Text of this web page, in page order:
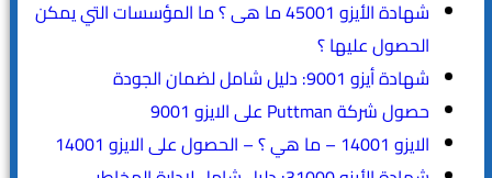
شهادة الأيزو 45001 ما هى ؟ ما المؤسسات التي يمكن
الحصول عليها ؟
شهادة أيزو 9001: دليل شامل لضمان الجودة
حصول شركة Puttman على الايزو 9001
الايزو 14001 – ما هي ؟ – الحصول على الايزو 14001